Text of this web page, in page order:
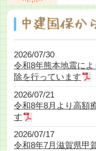
2026/07/30
令和8年熊本地震に
除を行っています
2026/07/21
令和8年8月より高額
す
2026/07/17
令和8年7月滋賀県甲